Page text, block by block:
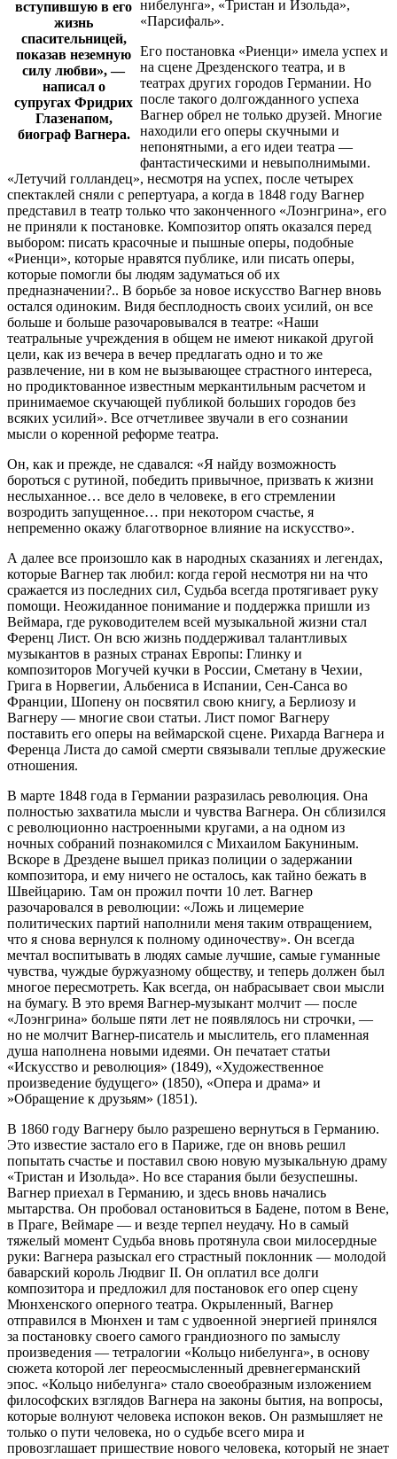
вступившую в его
жизнь
спасительницей,
показав неземную
силу любви», —
написал о
супругах Фридрих
Глазенапом,
биограф Вагнера.
нибелунга», «Тристан и Изольда»,
«Парсифаль».
Его постановка «Риенци» имела успех и
на сцене Дрезденского театра, и в
театрах других городов Германии. Но
после такого долгожданного успеха
Вагнер обрел не только друзей. Многие
находили его оперы скучными и
непонятными, а его идеи театра —
фантастическими и невыполнимыми.
«Летучий голландец», несмотря на успех, после четырех
спектаклей сняли с репертуара, а когда в 1848 году Вагнер
представил в театр только что законченного «Лоэнгрина», его
не приняли к постановке. Композитор опять оказался перед
выбором: писать красочные и пышные оперы, подобные
«Риенци», которые нравятся публике, или писать оперы,
которые помогли бы людям задуматься об их
предназначении?.. В борьбе за новое искусство Вагнер вновь
остался одиноким. Видя бесплодность своих усилий, он все
больше и больше разочаровывался в театре: «Наши
театральные учреждения в общем не имеют никакой другой
цели, как из вечера в вечер предлагать одно и то же
развлечение, ни в ком не вызывающее страстного интереса,
но продиктованное известным меркантильным расчетом и
принимаемое скучающей публикой больших городов без
всяких усилий». Все отчетливее звучали в его сознании
мысли о коренной реформе театра.
Он, как и прежде, не сдавался: «Я найду возможность
бороться с рутиной, победить привычное, призвать к жизни
неслыханное… все дело в человеке, в его стремлении
возродить запущенное… при некотором счастье, я
непременно окажу благотворное влияние на искусство».
А далее все произошло как в народных сказаниях и легендах,
которые Вагнер так любил: когда герой несмотря ни на что
сражается из последних сил, Судьба всегда протягивает руку
помощи. Неожиданное понимание и поддержка пришли из
Веймара, где руководителем всей музыкальной жизни стал
Ференц Лист. Он всю жизнь поддерживал талантливых
музыкантов в разных странах Европы: Глинку и
композиторов Могучей кучки в России, Сметану в Чехии,
Грига в Норвегии, Альбениса в Испании, Сен-Санса во
Франции, Шопену он посвятил свою книгу, а Берлиозу и
Вагнеру — многие свои статьи. Лист помог Вагнеру
поставить его оперы на веймарской сцене. Рихарда Вагнера и
Ференца Листа до самой смерти связывали теплые дружеские
отношения.
В марте 1848 года в Германии разразилась революция. Она
полностью захватила мысли и чувства Вагнера. Он сблизился
с революционно настроенными кругами, а на одном из
ночных собраний познакомился с Михаилом Бакуниным.
Вскоре в Дрездене вышел приказ полиции о задержании
композитора, и ему ничего не осталось, как тайно бежать в
Швейцарию. Там он прожил почти 10 лет. Вагнер
разочаровался в революции: «Ложь и лицемерие
политических партий наполнили меня таким отвращением,
что я снова вернулся к полному одиночеству». Он всегда
мечтал воспитывать в людях самые лучшие, самые гуманные
чувства, чуждые буржуазному обществу, и теперь должен был
многое пересмотреть. Как всегда, он набрасывает свои мысли
на бумагу. В это время Вагнер-музыкант молчит — после
«Лоэнгрина» больше пяти лет не появлялось ни строчки, —
но не молчит Вагнер-писатель и мыслитель, его пламенная
душа наполнена новыми идеями. Он печатает статьи
«Искусство и революция» (1849), «Художественное
произведение будущего» (1850), «Опера и драма» и
»Обращение к друзьям» (1851).
В 1860 году Вагнеру было разрешено вернуться в Германию.
Это известие застало его в Париже, где он вновь решил
попытать счастье и поставил свою новую музыкальную драму
«Тристан и Изольда». Но все старания были безуспешны.
Вагнер приехал в Германию, и здесь вновь начались
мытарства. Он пробовал остановиться в Бадене, потом в Вене,
в Праге, Веймаре — и везде терпел неудачу. Но в самый
тяжелый момент Судьба вновь протянула свои милосердные
руки: Вагнера разыскал его страстный поклонник — молодой
баварский король Людвиг II. Он оплатил все долги
композитора и предложил для постановок его опер сцену
Мюнхенского оперного театра. Окрыленный, Вагнер
отправился в Мюнхен и там с удвоенной энергией принялся
за постановку своего самого грандиозного по замыслу
произведения — тетралогии «Кольцо нибелунга», в основу
сюжета которой лег переосмысленный древнегерманский
эпос. «Кольцо нибелунга» стало своеобразным изложением
философских взглядов Вагнера на законы бытия, на вопросы,
которые волнуют человека испокон веков. Он размышляет не
только о пути человека, но о судьбе всего мира и
провозглашает пришествие нового человека, который не знает